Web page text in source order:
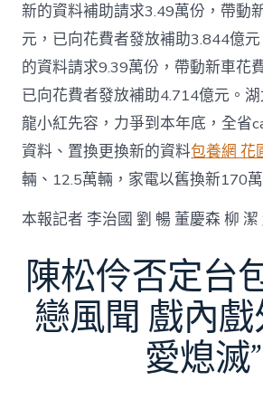
新的資料補助請求3.49萬份，帶動
元，已向花費者發放補助3.844億
的資料請求9.39萬份，帶動新車花
已向花費者發放補助4.714億元。
龍小紅先容，力爭到本年底，全省
資料、置換更換新的資料包養網 花
輛、12.5萬輛，家電以舊換新170萬
本報記者 李治國 劉 暢 董慶森 柳
陳松伶否定台
戀風聞 戲內戲
愛熄滅”